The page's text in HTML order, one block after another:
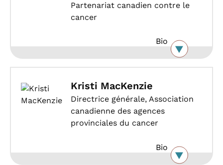
Partenariat canadien contre le
cancer
Bio
Kristi MacKenzie
Directrice générale, Association
canadienne des agences
provinciales du cancer
Bio